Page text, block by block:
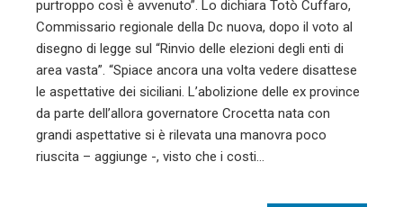
purtroppo così è avvenuto”. Lo dichiara Totò Cuffaro,
Commissario regionale della Dc nuova, dopo il voto al
disegno di legge sul “Rinvio delle elezioni degli enti di
area vasta”. “Spiace ancora una volta vedere disattese
le aspettative dei siciliani. L’abolizione delle ex province
da parte dell’allora governatore Crocetta nata con
grandi aspettative si è rilevata una manovra poco
riuscita – aggiunge -, visto che i costi…